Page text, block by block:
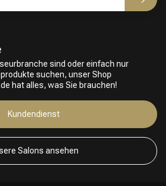
sind oder einfach nur
suchen, unser Shop
hat alles, was Sie brauchen!
Kundendienst
Salons ansehen